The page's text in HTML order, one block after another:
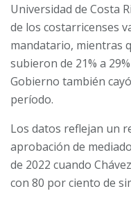
Universidad de Costa
de los costarricenses
mandatario, mientras
subieron de 21% a
Gobierno también
período.
Los datos reflejan un
aprobación de
de 2022 cuando
con 80 por ciento de